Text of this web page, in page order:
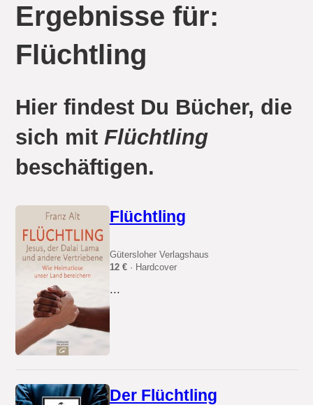
Ergebnisse für:
Flüchtling
Hier findest Du Bücher, die
sich mitFlüchtling
beschäftigen.
Flüchtling
Gütersloher Verlagshaus
12 €· Hardcover
...
Der Flüchtling